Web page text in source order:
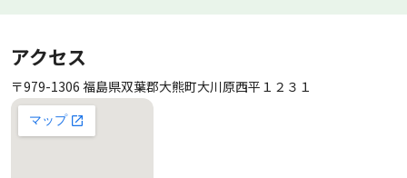
アクセス
〒979-1306 福島県双葉郡大熊町大川原西平１２３１